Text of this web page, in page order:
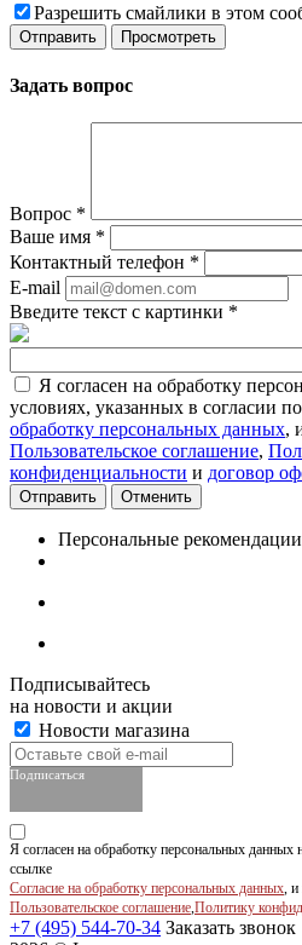
Разрешить смайлики в этом
Задать вопрос
Вопрос *
Ваше имя *
Контактный телефон *
E-mail
Введите текст с картинки *
Я согласен на обработку
условиях, указанных в согласии
обработку персональных данных,
Пользовательское соглашение,
конфиденциальности и договор
Отменить
Персональные рекомендации
Подписывайтесь
на новости и акции
Новости магазина
Подписаться
Я согласен на обработку персональных данных
ссылке
Согласие на обработку персональных данных, и
Пользовательское соглашение,Политику
+7 (495) 544-70-34 Заказать звонок